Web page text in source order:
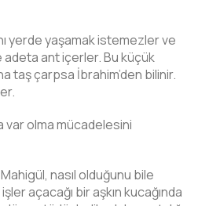
yerde yaşamak istemezler ve
adeta ant içerler. Bu küçük
taş çarpsa İbrahim’den bilinir.
var olma mücadelesini
nasıl olduğunu bile
açacağı bir aşkın kucağında